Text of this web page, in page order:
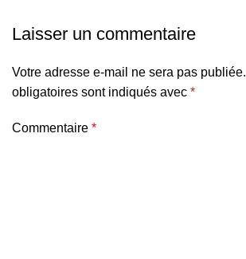
Laisser un commentaire
Votre adresse e-mail ne sera pas publiée.
obligatoires sont indiqués avec *
Commentaire *